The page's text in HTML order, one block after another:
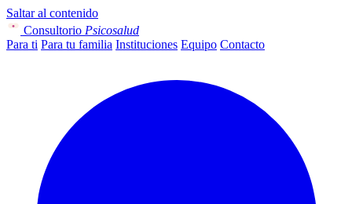
Saltar al contenido
Consultorio Psicosalud
Para ti Para tu familia Instituciones Equipo Contacto